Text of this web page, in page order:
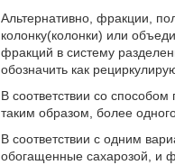
Альтернативно, фракции,
колонку(колонки) или
фракций в систему
обозначить как
В соответствии со
таким образом, более
В соответствии с одним
обогащенные сахарозой, и